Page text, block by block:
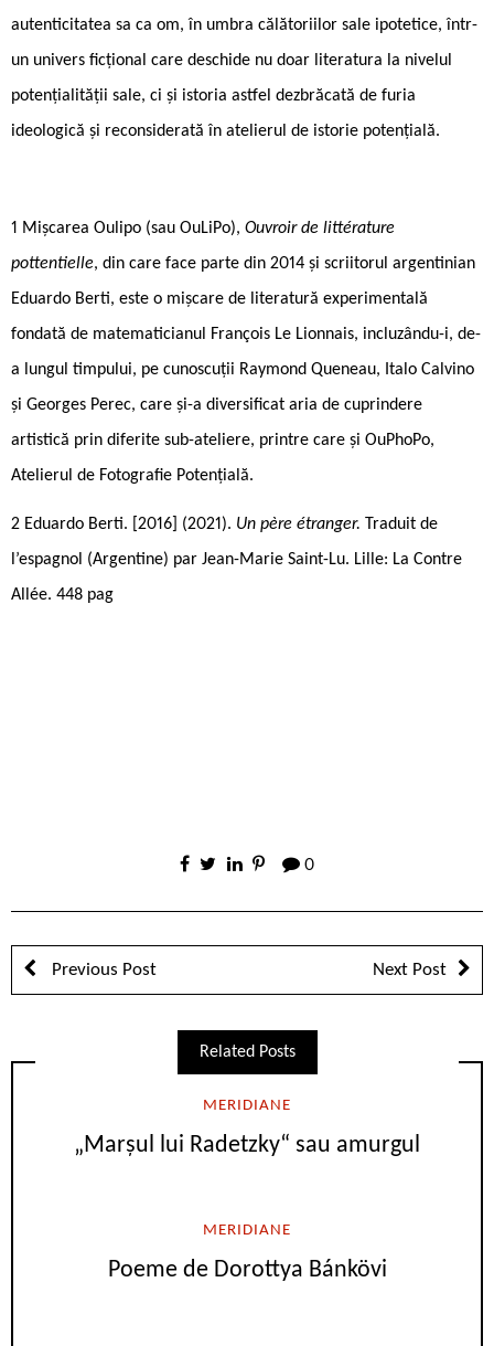
autenticitatea sa ca om, în umbra călătoriilor sale ipotetice, într-
un univers ficțional care deschide nu doar literatura la nivelul
potențialității sale, ci și istoria astfel dezbrăcată de furia
ideologică și reconsiderată în atelierul de istorie potențială.
1 Mișcarea Oulipo (sau OuLiPo), Ouvroir de littérature
pottentielle, din care face parte din 2014 și scriitorul argentinian
Eduardo Berti, este o mișcare de literatură experimentală
fondată de matematicianul François Le Lionnais, incluzându-i, de-
a lungul timpului, pe cunoscuții Raymond Queneau, Italo Calvino
și Georges Perec, care și-a diversificat aria de cuprindere
artistică prin diferite sub-ateliere, printre care și OuPhoPo,
Atelierul de Fotografie Potențială.
2 Eduardo Berti. [2016] (2021). Un père étranger. Traduit de
l’espagnol (Argentine) par Jean-Marie Saint-Lu. Lille: La Contre
Allée. 448 pag
0
Previous Post Next Post
Related Posts
MERIDIANE
„Marşul lui Radetzky“ sau amurgul
MERIDIANE
Poeme de Dorottya Bánkövi